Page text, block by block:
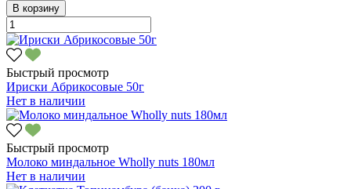
В корзину
Быстрый просмотр
Ириски Абрикосовые 50г
Нет в наличии
Быстрый просмотр
Молоко миндальное Wholly nuts 180мл
Нет в наличии